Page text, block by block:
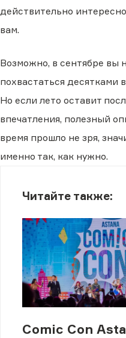
действительно
вам.
Возможно, в сентябре вы
похвастаться десятками
Но если лето оставит
впечатления, полезный
время прошло не зря,
именно так, как нужно.
Читайте также:
Comic Con